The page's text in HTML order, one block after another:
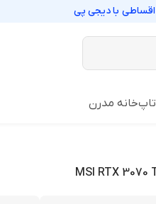
بادیجی پی
خانه مدرن